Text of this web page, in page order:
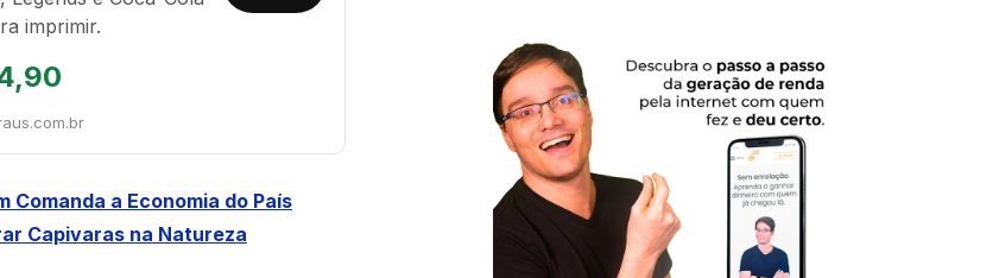
imprimir.
Comanda a Economia do País
Capivaras na Natureza